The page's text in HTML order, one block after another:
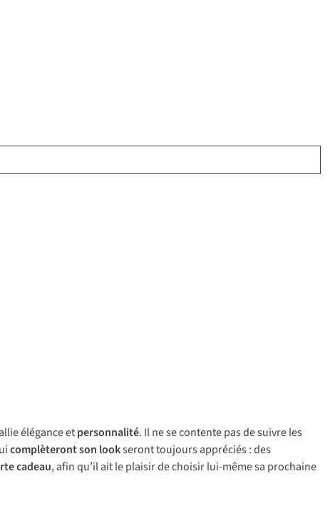
élégance etpersonnalité. Il ne se contente pas de suivre les
complèteront son lookseront toujours appréciés : des
cadeau, afin qu’il ait le plaisir de choisir lui-même sa prochaine